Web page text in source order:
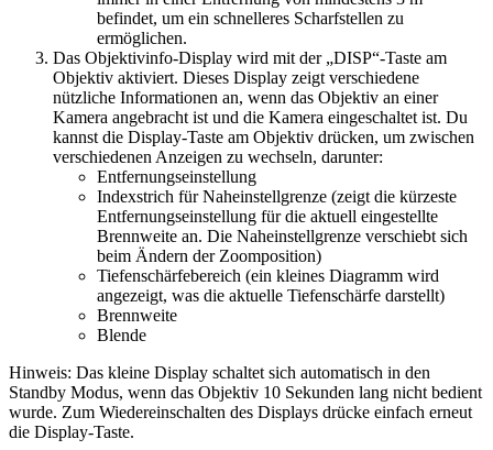
befindet, um ein schnelleres Scharfstellen zu
ermöglichen.
Das Objektivinfo-Display wird mit der „DISP“-Taste am
Objektiv aktiviert. Dieses Display zeigt verschiedene
nützliche Informationen an, wenn das Objektiv an einer
Kamera angebracht ist und die Kamera eingeschaltet ist. Du
kannst die Display-Taste am Objektiv drücken, um zwischen
verschiedenen Anzeigen zu wechseln, darunter:
Entfernungseinstellung
Indexstrich für Naheinstellgrenze (zeigt die kürzeste
Entfernungseinstellung für die aktuell eingestellte
Brennweite an. Die Naheinstellgrenze verschiebt sich
beim Ändern der Zoomposition)
Tiefenschärfebereich (ein kleines Diagramm wird
angezeigt, was die aktuelle Tiefenschärfe darstellt)
Brennweite
Blende
Hinweis: Das kleine Display schaltet sich automatisch in den
Standby Modus, wenn das Objektiv 10 Sekunden lang nicht bedient
wurde. Zum Wiedereinschalten des Displays drücke einfach erneut
die Display-Taste.